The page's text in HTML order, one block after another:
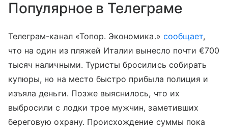
Популярное в Телеграме
Телеграм-канал «Топор. Экономика.» сообщает,
что на один из пляжей Италии вынесло почти €700
тысяч наличными. Туристы бросились собирать
купюры, но на место быстро прибыла полиция и
изъяла деньги. Позже выяснилось, что их
выбросили с лодки трое мужчин, заметивших
береговую охрану. Происхождение суммы пока